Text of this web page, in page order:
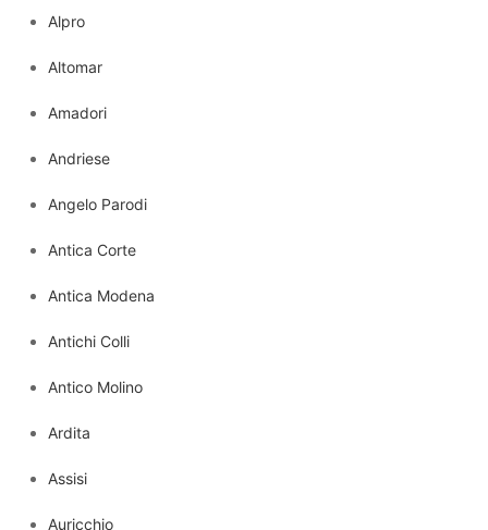
Alpro
Altomar
Amadori
Andriese
Angelo Parodi
Antica Corte
Antica Modena
Antichi Colli
Antico Molino
Ardita
Assisi
Auricchio